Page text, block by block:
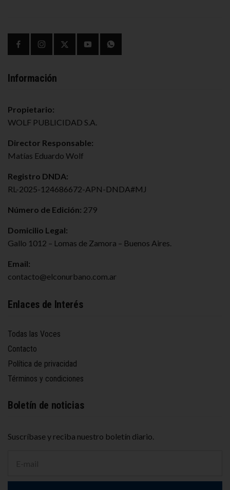
Información
Propietario:
WOLF PUBLICIDAD S.A.
Director Responsable:
Matías Eduardo Wolf
Registro DNDA:
RL-2025-124686672-APN-DNDA#MJ
Número de Edición: 279
Domicilio Legal:
Gallo 1012 – Lomas de Zamora – Buenos Aires.
Email:
contacto@elconurbano.com.ar
Enlaces de Interés
Todas las Voces
Contacto
Política de privacidad
Términos y condiciones
Boletín de noticias
Suscríbase y reciba nuestro boletín diario.
e